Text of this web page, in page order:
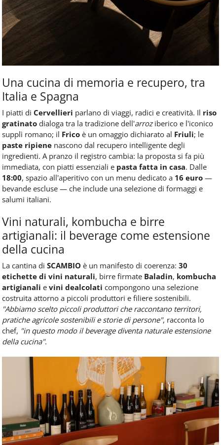
Una cucina di memoria e recupero, tra
Italia e Spagna
I piatti di Cervellieri parlano di viaggi, radici e creatività. Il riso
gratinato dialoga tra la tradizione dell'arroziberico e l'iconico
supplì romano; il Frico è un omaggio dichiarato al Friuli; le
paste ripiene nascono dal recupero intelligente degli
ingredienti. A pranzo il registro cambia: la proposta si fa più
immediata, con piatti essenziali e pasta fatta in casa. Dalle
18:00, spazio all'aperitivo con un menu dedicato a 16 euro —
bevande escluse — che include una selezione di formaggi e
salumi italiani.
Vini naturali, kombucha e birre
artigianali: il beverage come estensione
della cucina
La cantina di SCAMBIO è un manifesto di coerenza: 30
etichette di vini naturali, birre firmate Baladin, kombucha
artigianali e vini dealcolati compongono una selezione
costruita attorno a piccoli produttori e filiere sostenibili.
"Abbiamo scelto piccoli produttori che raccontano territori,
pratiche agricole sostenibili e storie di persone", racconta lo
chef, "in questo modo il beverage diventa naturale estensione
della cucina".